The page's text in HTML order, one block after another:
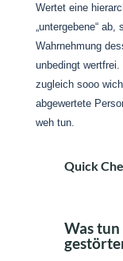
Wertet eine
„untergebene“
Wahrnehmung
unbedingt
zugleich sooo
abgewertete
weh tun.
Quick
Was